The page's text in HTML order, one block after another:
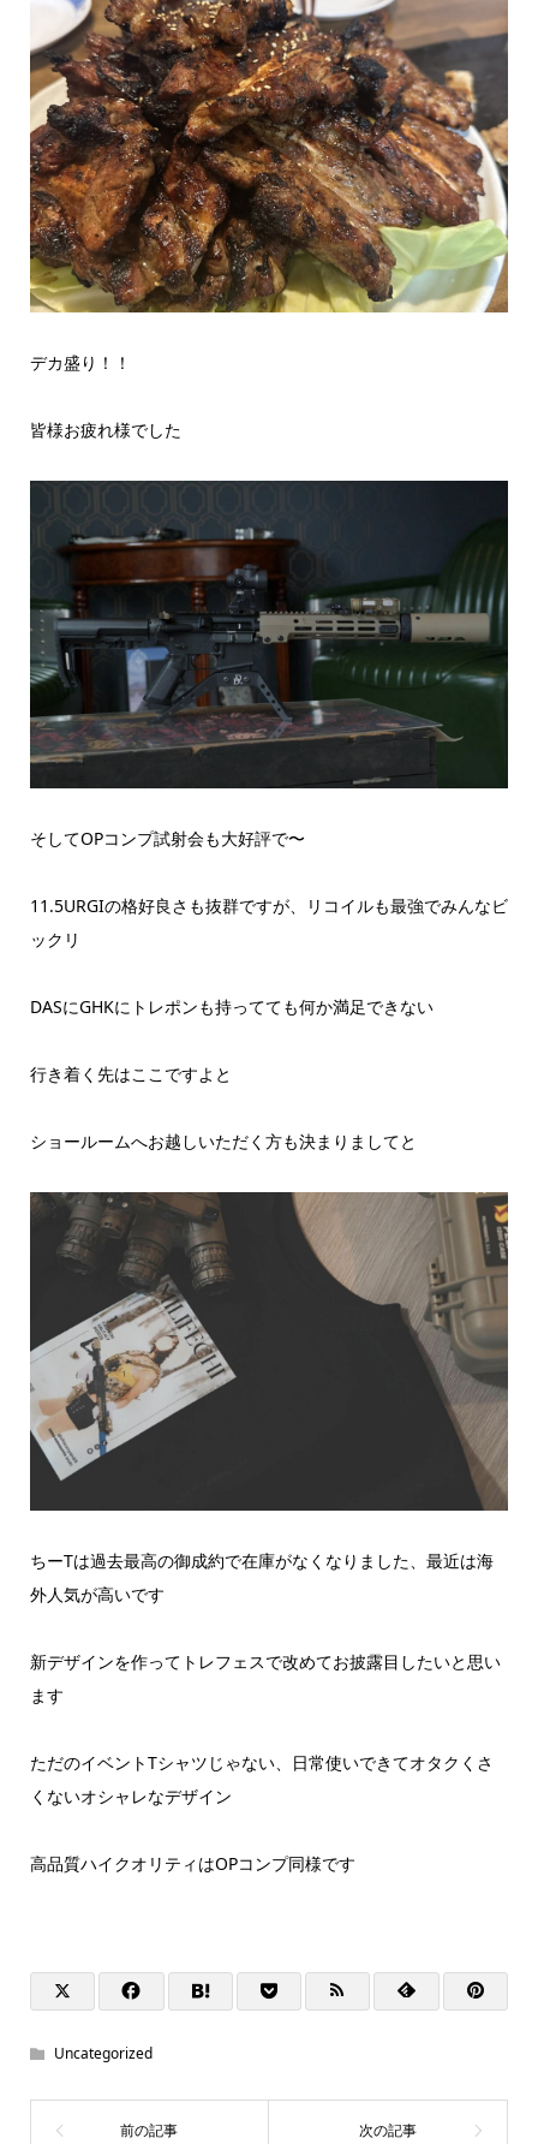
デカ盛り！！
皆様お疲れ様でした
そしてOPコンプ試射会も大好評で〜
11.5URGIの格好良さも抜群ですが、リコイルも最強でみんなビ
ックリ
DASにGHKにトレポンも持ってても何か満足できない
行き着く先はここですよと
ショールームへお越しいただく方も決まりましてと
ちーTは過去最高の御成約で在庫がなくなりました、最近は海
外人気が高いです
新デザインを作ってトレフェスで改めてお披露目したいと思い
ます
ただのイベントTシャツじゃない、日常使いできてオタクくさ
くないオシャレなデザイン
高品質ハイクオリティはOPコンプ同様です
Uncategorized